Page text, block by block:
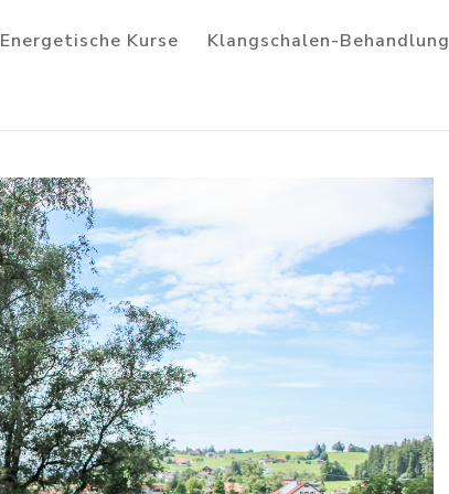
Energetische Kurse Klangschalen-Behandlung